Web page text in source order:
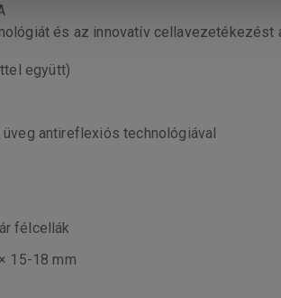
és az innovatív cellavezetékezést
együtt)
antireflexiós technológiával
félcellák
15-18 mm